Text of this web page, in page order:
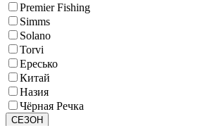
Premier Fishing
Simms
Solano
Torvi
Ересько
Китай
Назия
Чёрная Речка
СЕЗОН